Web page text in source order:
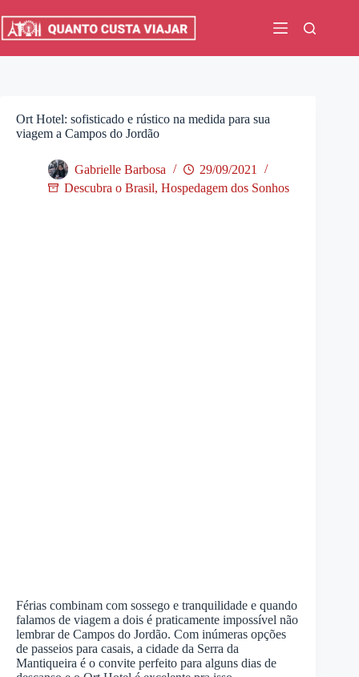
para
Ort Hotel: sofisticado e rústico na medida para sua
viagem a Campos do Jordão
Gabrielle Barbosa
29/09/2021
Descubra o Brasil, Hospedagem dos Sonhos
Férias combinam com sossego e tranquilidade e quando
falamos de viagem a dois é praticamente impossível não
lembrar de Campos do Jordão. Com inúmeras opções
de passeios para casais, a cidade da Serra da
Mantiqueira é o convite perfeito para alguns dias de